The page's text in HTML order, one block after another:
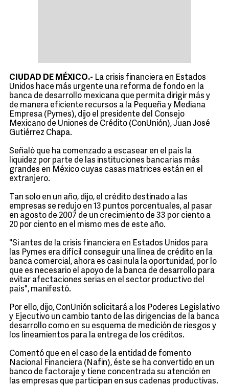
CIUDAD DE MÉXICO.- La crisis financiera en Estados
Unidos hace más urgente una reforma de fondo en la
banca de desarrollo mexicana que permita dirigir más y
de manera eficiente recursos a la Pequeña y Mediana
Empresa (Pymes), dijo el presidente del Consejo
Mexicano de Uniones de Crédito (ConUnión), Juan José
Gutiérrez Chapa.
Señaló que ha comenzado a escasear en el país la
liquidez por parte de las instituciones bancarias más
grandes en México cuyas casas matrices están en el
extranjero.
Tan solo en un año, dijo, el crédito destinado a las
empresas se redujo en 13 puntos porcentuales, al pasar
en agosto de 2007 de un crecimiento de 33 por ciento a
20 por ciento en el mismo mes de este año.
"Si antes de la crisis financiera en Estados Unidos para
las Pymes era difícil conseguir una línea de crédito en la
banca comercial, ahora es casi nula la oportunidad, por lo
que es necesario el apoyo de la banca de desarrollo para
evitar afectaciones serias en el sector productivo del
país", manifestó.
Por ello, dijo, ConUnión solicitará a los Poderes Legislativo
y Ejecutivo un cambio tanto de las dirigencias de la banca
desarrollo como en su esquema de medición de riesgos y
los lineamientos para la entrega de los créditos.
Comentó que en el caso de la entidad de fomento
Nacional Financiera (Nafin), éste se ha convertido en un
banco de factoraje y tiene concentrada su atención en
las empresas que participan en sus cadenas productivas.